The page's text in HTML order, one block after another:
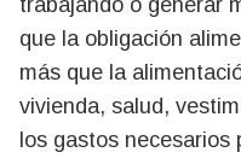
que la obligación
más que la
vivienda, salud,
los gastos necesarios